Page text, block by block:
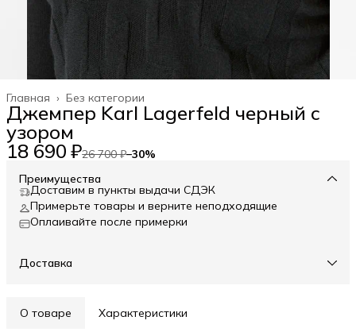
Без категории
Главная ›
Джемпер Karl Lagerfeld черный с
узором
18 690 ₽26 700 ₽−30%
Преимущества
Доставим в пункты выдачи СДЭК
Примерьте товары и верните неподходящие
Оплаивайте после примерки
Доставка
О товаре Характеристики